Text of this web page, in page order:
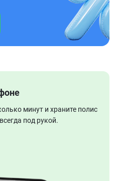
минут и храните полис
под рукой.